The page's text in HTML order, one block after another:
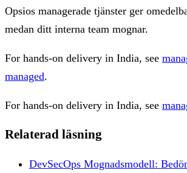
Opsios managerade tjänster ger
medan ditt interna team mognar.
For hands-on delivery in India, see
managed.
For hands-on delivery in India, see
Relaterad läsning
DevSecOps Mognadsmodell: